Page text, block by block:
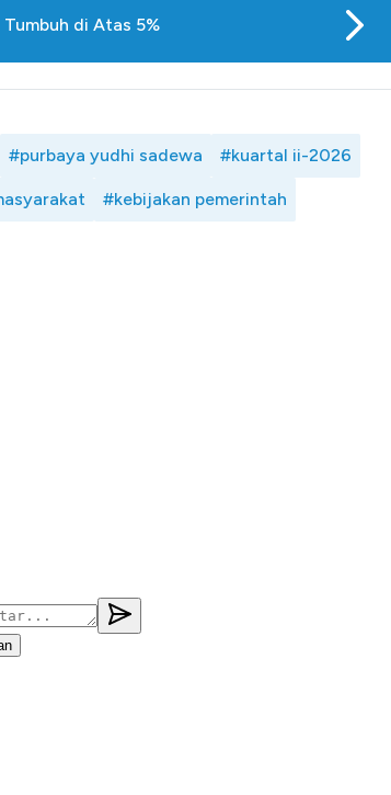
di Atas 5%
#purbaya yudhi sadewa #kuartal ii-2026
#kebijakan pemerintah